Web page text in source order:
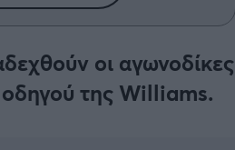
οι αγωνοδίκες
της Williams.